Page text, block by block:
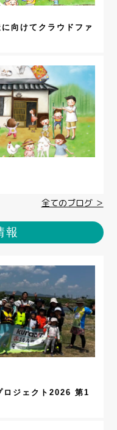
向けてクラウドファ
全てのブログ ＞
報
ロジェクト2026 第1